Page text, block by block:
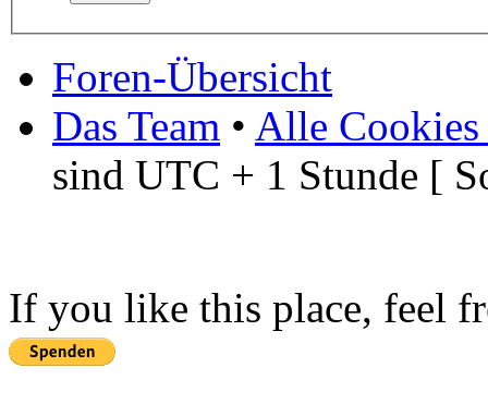
Foren-Übersicht
Das Team • Alle Cookies
sind UTC + 1 Stunde [
If you like this place, feel